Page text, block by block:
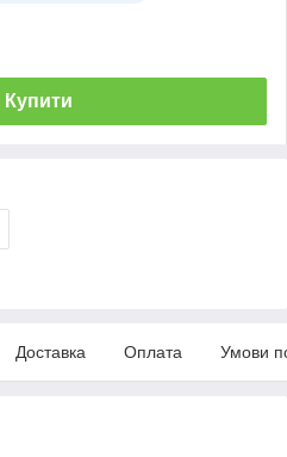
Купити
Доставка Оплата Умови